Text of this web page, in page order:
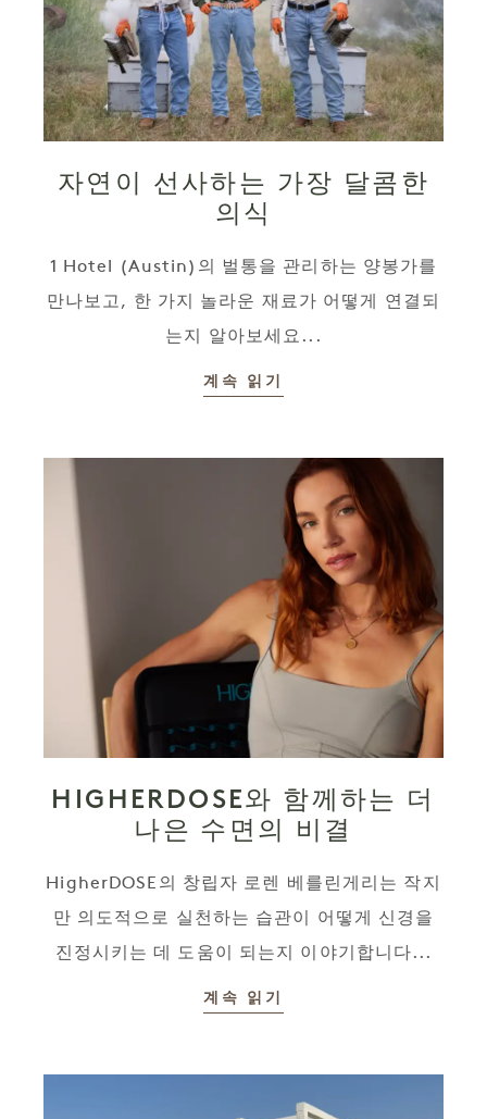
자연이 선사하는 가장 달콤한
의식
1 Hotel (Austin)의 벌통을 관리하는 양봉가를
만나보고, 한 가지 놀라운 재료가 어떻게 연결되
는지 알아보세요...
계속 읽기
HIGHERDOSE와 함께하는 더
나은 수면의 비결
HigherDOSE의 창립자 로렌 베를린게리는 작지
만 의도적으로 실천하는 습관이 어떻게 신경을
진정시키는 데 도움이 되는지 이야기합니다...
계속 읽기